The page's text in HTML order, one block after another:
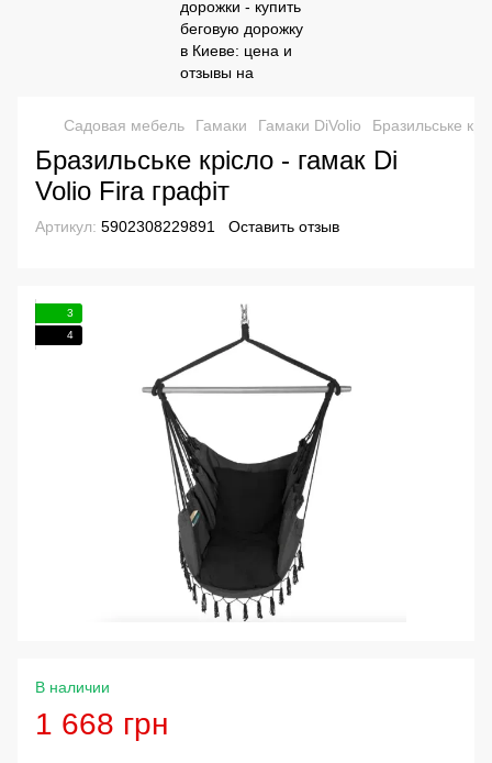
Садовая мебель Гамаки Гамаки DiVolio Бразильське
Бразильське крісло - гамак Di
Volio Fira графіт
Артикул: 5902308229891 Оставить отзыв
3
4
В наличии
1 668 грн